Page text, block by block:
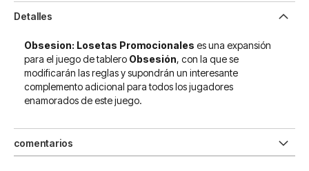
Detalles
Obsesion: Losetas Promocionales es una expansión
para el juego de tablero Obsesión, con la que se
modificarán las reglas y supondrán un interesante
complemento adicional para todos los jugadores
enamorados de este juego.
comentarios